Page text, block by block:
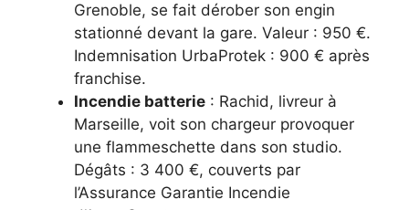
Grenoble, se fait dérober son engin
stationné devant la gare. Valeur : 950 €.
Indemnisation UrbaProtek : 900 € après
franchise.
Incendie batterie : Rachid, livreur à
Marseille, voit son chargeur provoquer
une flam­me­schette dans son studio.
Dégâts : 3 400 €, couverts par
l’Assurance Garantie Incendie